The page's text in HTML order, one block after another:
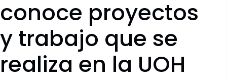
conoce proyectos
y trabajo que se
realiza en la UOH